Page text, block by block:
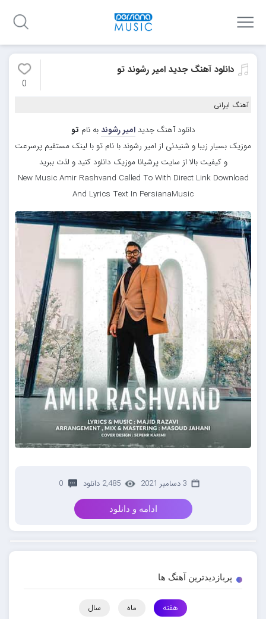
دانلود آهنگ جدید امیر رشوند تو
0
آهنگ ایرانی
دانلود آهنگ جدیدامیر رشوند به نام تو
موزیک بسیار زیبا و شنیدنی از امیر رشوند با نام تو با لینک مستقیم پرسرعت
و کیفیت بالا از سایت پرشیانا موزیک دانلود کنید و لذت ببرید
New Music Amir Rashvand Called To With Direct Link Download
And Lyrics Text In PersianaMusic
3 دسامبر 2021 2,485 دانلود 0
ادامه و دانلود
پربازدیدترین آهنگ ها
هفته ماه سال